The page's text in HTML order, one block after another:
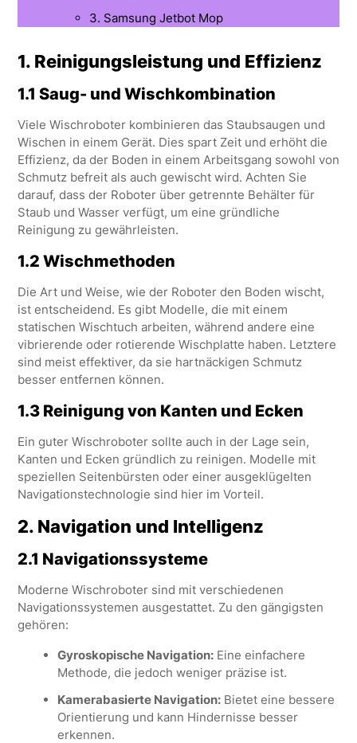
3. Samsung Jetbot Mop
1. Reinigungsleistung und Effizienz
1.1 Saug- und Wischkombination
Viele Wischroboter kombinieren das Staubsaugen und
Wischen in einem Gerät. Dies spart Zeit und erhöht die
Effizienz, da der Boden in einem Arbeitsgang sowohl von
Schmutz befreit als auch gewischt wird. Achten Sie
darauf, dass der Roboter über getrennte Behälter für
Staub und Wasser verfügt, um eine gründliche
Reinigung zu gewährleisten.
1.2 Wischmethoden
Die Art und Weise, wie der Roboter den Boden wischt,
ist entscheidend. Es gibt Modelle, die mit einem
statischen Wischtuch arbeiten, während andere eine
vibrierende oder rotierende Wischplatte haben. Letztere
sind meist effektiver, da sie hartnäckigen Schmutz
besser entfernen können.
1.3 Reinigung von Kanten und Ecken
Ein guter Wischroboter sollte auch in der Lage sein,
Kanten und Ecken gründlich zu reinigen. Modelle mit
speziellen Seitenbürsten oder einer ausgeklügelten
Navigationstechnologie sind hier im Vorteil.
2. Navigation und Intelligenz
2.1 Navigationssysteme
Moderne Wischroboter sind mit verschiedenen
Navigationssystemen ausgestattet. Zu den gängigsten
gehören:
Gyroskopische Navigation:Eine einfachere
Methode, die jedoch weniger präzise ist.
Kamerabasierte Navigation:Bietet eine bessere
Orientierung und kann Hindernisse besser
erkennen.